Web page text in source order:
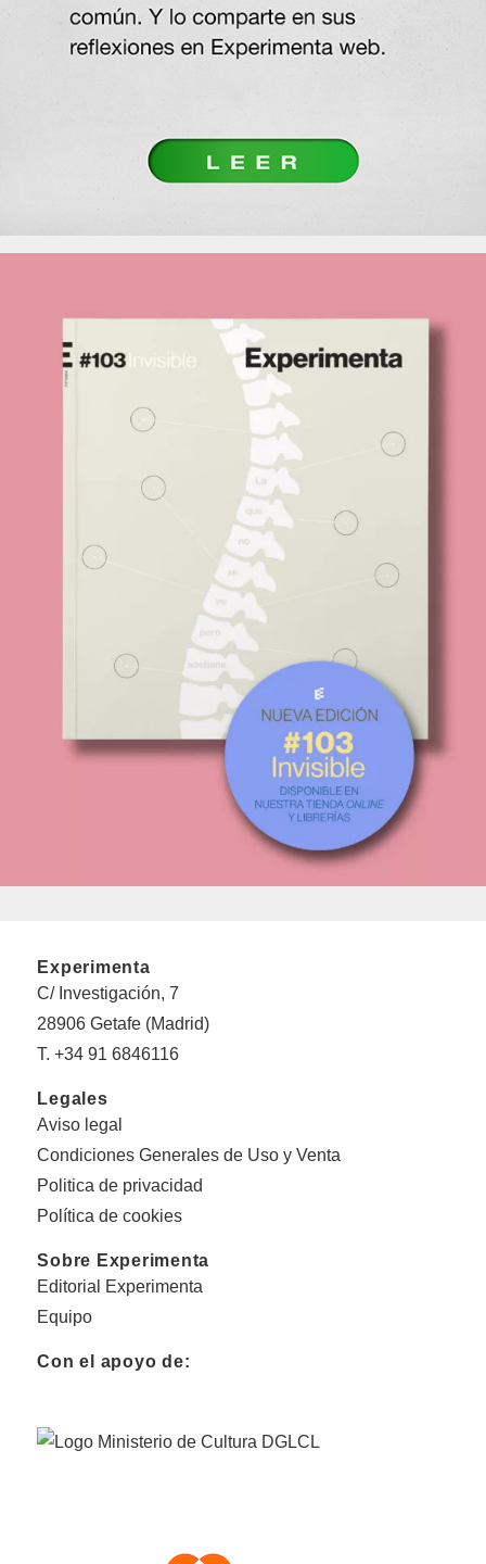
Experimenta
C/ Investigación, 7
28906 Getafe (Madrid)
T. +34 91 6846116
Legales
Aviso legal
Condiciones Generales de Uso y Venta
Politica de privacidad
Política de cookies
Sobre Experimenta
Editorial Experimenta
Equipo
Con el apoyo de: